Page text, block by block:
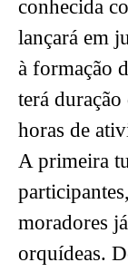
conhecida
lançará em
à formação
terá
horas de
A primeira
moradores
orquídeas.